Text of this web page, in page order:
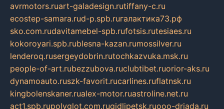
avrmotors.ruart-galadesign.rutiffany-c.ru
ecostep-samara.rud-p.spb.ruгалактика73.рф
sko.com.rudavitamebel-spb.rufotsis.rutesiaes.ru
kokoroyari.spb.rublesna-kazan.rumossilver.ru
lenderoq.rusergeydobrin.rutochkazvuka.msk.ru
people-of-art.rubezzubova.ruclubtibet.ruorior-aks.ru
dynamoauto.ruszk-favorit.rucarlines.ruflatnsk.ru
kingbolenskaner.rualex-motor.ruastroline.net.ru
act1.spb.rupolyglot.com.rugidlipetsk.ruooo-driada.ru